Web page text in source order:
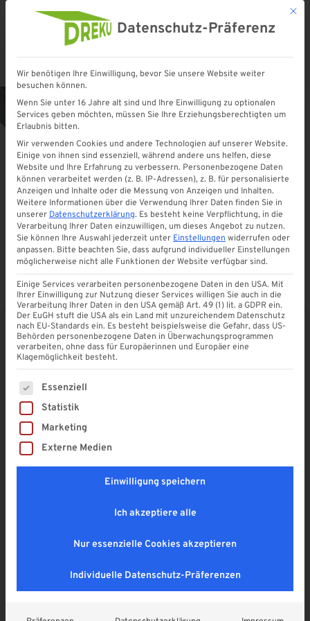
Startseite»Shop»Kastenrinne Aluminium Komplettset | WEISS & ANTHRAZIT
Kastenrinne Aluminium
Komplettset | WEISS &
ANTHRAZIT
4,9
114,35€
Enthält 19% MwSt. DE
zzgl.
Versand
Lieferzeit: ca. 1 - 2 Wochen
Mit
Datenschutz-Präferenz
Wir benötigen Ihre Einwilligung, bevor Sie unsere Website weiter
besuchen können.
Wenn Sie unter 16 Jahre alt sind und Ihre Einwilligung zu optionalen
Services geben möchten, müssen Sie Ihre Erziehungsberechtigten um
Erlaubnis bitten.
Wir verwenden Cookies und andere Technologien auf unserer Website.
Einige von ihnen sind essenziell, während andere uns helfen, diese
Website und Ihre Erfahrung zu verbessern. Personenbezogene Daten
können verarbeitet werden (z. B. IP-Adressen), z. B. für personalisierte
Anzeigen und Inhalte oder die Messung von Anzeigen und Inhalten.
Weitere Informationen über die Verwendung Ihrer Daten finden Sie in
unserer Datenschutzerklärung. Es besteht keine Verpflichtung, in die
Verarbeitung Ihrer Daten einzuwilligen, um dieses Angebot zu nutzen.
Sie können Ihre Auswahl jederzeit unter Einstellungen widerrufen oder
anpassen. Bitte beachten Sie, dass aufgrund individueller Einstellungen
möglicherweise nicht alle Funktionen der Website verfügbar sind.
Einige Services verarbeiten personenbezogene Daten in den USA. Mit
Ihrer Einwilligung zur Nutzung dieser Services willigen Sie auch in die
Verarbeitung Ihrer Daten in den USA gemäß Art. 49 (1) lit. a GDPR ein.
Der EuGH stuft die USA als ein Land mit unzureichendem Datenschutz
nach EU-Standards ein. Es besteht beispielsweise die Gefahr, dass US-
Behörden personenbezogene Daten in Überwachungsprogrammen
verarbeiten, ohne dass für Europäerinnen und Europäer eine
Klagemöglichkeit besteht.
Es folgt eine Liste der Service-Gruppen, für die eine
Essenziell
Statistik
Marketing
Externe Medien
Einwilligung speichern
Ich akzeptiere alle
Nur essenzielle Cookies akzeptieren
Individuelle Datenschutz-Präferenzen